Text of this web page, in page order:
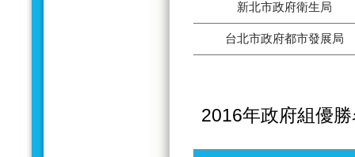
新北市政府衛生局
台北市政府都市發展局
2016年政府組優